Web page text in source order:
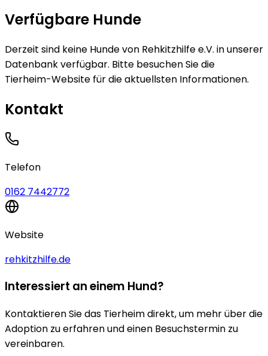
Verfügbare Hunde
Derzeit sind keine Hundevon Rehkitzhilfe e.V. in unserer
Datenbank verfügbar. Bitte besuchen Sie die
Tierheim-Website für die aktuellsten Informationen.
Kontakt
Telefon
0162 7442772
Website
rehkitzhilfe.de
Interessiert an einem Hund?
Kontaktieren Sie das Tierheim direkt, um mehr über die
Adoption zu erfahren und einen Besuchstermin zu
vereinbaren.